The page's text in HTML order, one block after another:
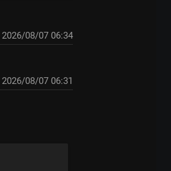
2026/08/07 06:34
2026/08/07 06:31